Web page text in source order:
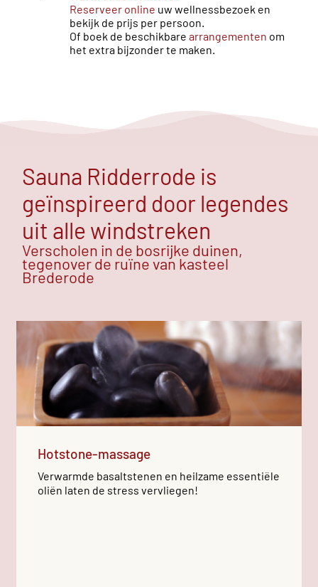
Reserveer online uw wellnessbezoek en
bekijk de prijs per persoon.
Of boek de beschikbarearrangementen om
het extra bijzonder te maken.
Sauna Ridderrode is
geïnspireerd door legendes
uit alle windstreken
Verscholen in de bosrijke duinen,
tegenover de ruïne van kasteel
Brederode
Hotstone-massage
Verwarmde basaltstenen en heilzame essentiële
oliën laten de stress vervliegen!